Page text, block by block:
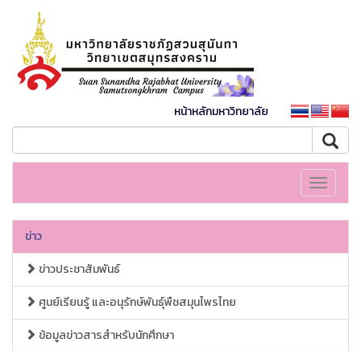
หน้าหลักมหาวิทยาลัย
Toggle
ข่าว
ข่าวประชาสัมพันธ์
ศูนย์เรียนรู้ และอนุรักษ์พันธุ์พืชสมุนไพรไทย
ข้อมูลข่าวสารสำหรับนักศึกษา